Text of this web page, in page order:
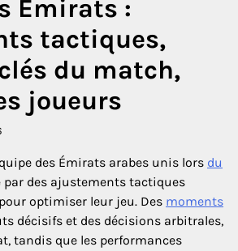
Émirats :
tactiques,
du match,
joueurs
des Émirats arabes unis lors du
par des ajustements tactiques
optimiser leur jeu. Des moments
décisifs et des décisions arbitrales,
tandis que les performances